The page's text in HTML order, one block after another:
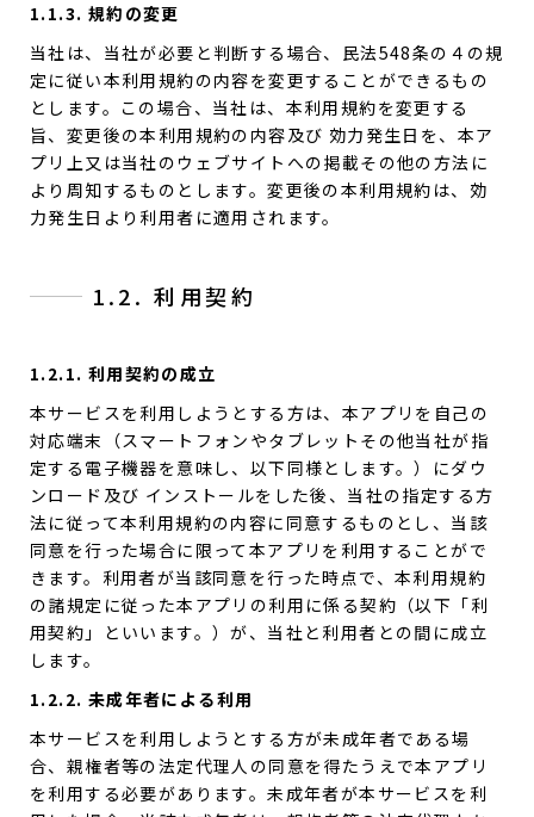
1.1.3. 規約の変更
当社は、当社が必要と判断する場合、民法548条の４の規
定に従い本利用規約の内容を変更することができるもの
とします。この場合、当社は、本利用規約を変更する
旨、変更後の本利用規約の内容及び 効力発生日を、本ア
プリ上又は当社のウェブサイトへの掲載その他の方法に
より周知するものとします。変更後の本利用規約は、効
力発生日より利用者に適用されます。
1.2. 利用契約
1.2.1. 利用契約の成立
本サービスを利用しようとする方は、本アプリを自己の
対応端末（スマートフォンやタブレットその他当社が指
定する電子機器を意味し、以下同様とします。）にダウ
ンロード及び インストールをした後、当社の指定する方
法に従って本利用規約の内容に同意するものとし、当該
同意を行った場合に限って本アプリを利用することがで
きます。利用者が当該同意を行った時点で、本利用規約
の諸規定に従った本アプリの利用に係る契約（以下「利
用契約」といいます。）が、当社と利用者との間に成立
します。
1.2.2. 未成年者による利用
本サービスを利用しようとする方が未成年者である場
合、親権者等の法定代理人の同意を得たうえで本アプリ
を利用する必要があります。未成年者が本サービスを利